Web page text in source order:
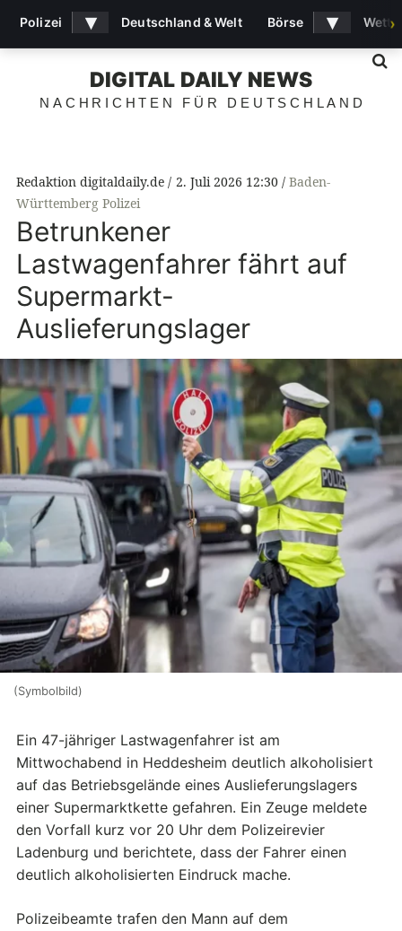
DIGITAL DAILY NEWS
NACHRICHTEN FÜR DEUTSCHLAND
Redaktion digitaldaily.de 2. Juli 2026 12:30
Baden-
Württemberg Polizei
Betrunkener
Lastwagenfahrer fährt auf
Supermarkt-
Auslieferungslager
(Symbolbild)
Ein 47-jähriger Lastwagen­fahrer ist am
Mittwochabend in Heddesheim deutlich alkoholisiert
auf das Betriebsgelände eines Auslieferungs­lagers
einer Supermarktkette gefahren. Ein Zeuge meldete
den Vorfall kurz vor 20 Uhr dem Polizeirevier
Ladenburg und berichtete, dass der Fahrer einen
deutlich alkoholisierten Eindruck mache.
Polizei­beamte trafen den Mann auf dem
Polizei ▾ Deutschland & Welt Börse ▾ ›